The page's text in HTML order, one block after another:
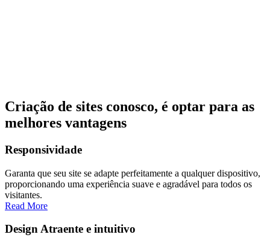
Criação de sites conosco, é optar para as
melhores vantagens
Responsividade
Garanta que seu site se adapte perfeitamente a qualquer dispositivo,
proporcionando uma experiência suave e agradável para todos os
visitantes.
Read More
Design Atraente e intuitivo